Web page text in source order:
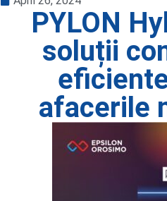
PYLON
soluții
afacerile